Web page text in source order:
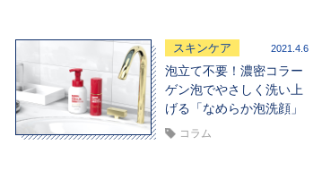
スキンケア 2021.4.6
泡立て不要！濃密コラー
ゲン泡でやさしく洗い上
げる「なめらか泡洗顔」
コラム